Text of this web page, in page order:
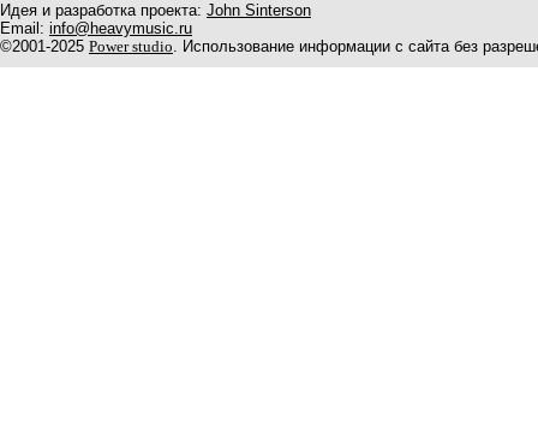
Идея и разработка проекта: John Sinterson
Email: info@heavymusic.ru
©2001-2025 Power studio. Использование информации с сайта без